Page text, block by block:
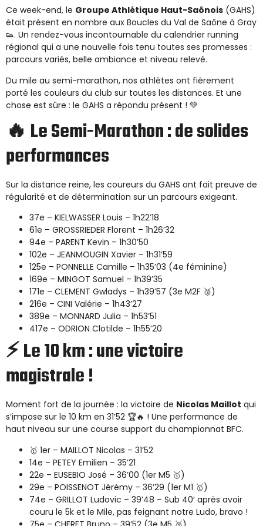
Ce week-end, le Groupe Athlétique Haut-Saônois (GAHS)
était présent en nombre aux Boucles du Val de Saône à Gray
👟. Un rendez-vous incontournable du calendrier running
régional qui a une nouvelle fois tenu toutes ses promesses :
parcours variés, belle ambiance et niveau relevé.
Du mile au semi-marathon, nos athlètes ont fièrement
porté les couleurs du club sur toutes les distances. Et une
chose est sûre : le GAHS a répondu présent ! 💚
🔥 Le Semi-Marathon : de solides
performances
Sur la distance reine, les coureurs du GAHS ont fait preuve de
régularité et de détermination sur un parcours exigeant.
37e – KIELWASSER Louis – 1h22’18
61e – GROSSRIEDER Florent – 1h26’32
94e – PARENT Kevin – 1h30’50
102e – JEANMOUGIN Xavier – 1h31’59
125e – PONNELLE Camille – 1h35’03 (4e féminine)
169e – MINGOT Samuel – 1h39’35
171e – CLEMENT Gwladys – 1h39’57 (3e M2F 🥉)
216e – CINI Valérie – 1h43’27
389e – MONNARD Julia – 1h53’51
417e – ODRION Clotilde – 1h55’20
⚡ Le 10 km : une victoire
magistrale !
Moment fort de la journée : la victoire de Nicolas Maillot qui
s’impose sur le 10 km en 31’52 🏆🔥 ! Une performance de
haut niveau sur une course support du championnat BFC.
🥇 1er – MAILLOT Nicolas – 31’52
14e – PETEY Emilien – 35’21
22e – EUSEBIO José – 36’00 (1er M5 🥇)
29e – POISSENOT Jérémy – 36’29 (1er M1 🥇)
74e – GRILLOT Ludovic – 39’48 – Sub 40′ après avoir
couru le 5k et le Mile, pas feignant notre Ludo, bravo !